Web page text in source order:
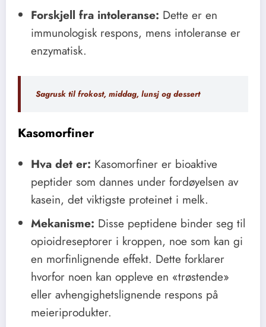
Forskjell fra intoleranse: Dette er en
immunologisk respons, mens intoleranse er
enzymatisk.
Sagrusk til frokost, middag, lunsj og dessert
Kasomorfiner
Hva det er: Kasomorfiner er bioaktive
peptider som dannes under fordøyelsen av
kasein, det viktigste proteinet i melk.
Mekanisme: Disse peptidene binder seg til
opioidreseptorer i kroppen, noe som kan gi
en morfinlignende effekt. Dette forklarer
hvorfor noen kan oppleve en «trøstende»
eller avhengighetslignende respons på
meieriprodukter.